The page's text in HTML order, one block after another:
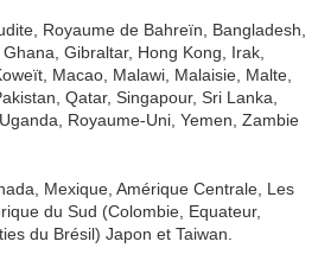
Royaume de Bahreïn, Bangladesh,
Gibraltar, Hong Kong, Irak,
Macao, Malawi, Malaisie, Malte,
Qatar, Singapour, Sri Lanka,
Royaume-Uni, Yemen, Zambie
Mexique, Amérique Centrale, Les
du Sud (Colombie, Equateur,
du Brésil) Japon et Taiwan.